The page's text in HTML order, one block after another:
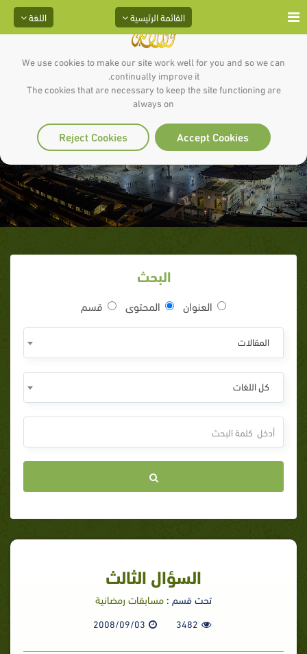
We use cookies to make our site work well for you and so we can
continually improve it.
The cookies that are necessary to keep the site functioning are
always on
Accept Cookies
Reject Cookies
اللغة القائمة الرئيسية
السؤال الثالث
البحث
العنوان المحتوى قسم
المقالات
كل اللغات
السؤال الثالث
تحت قسم : مسابقات رمضانية
3482
2008/09/03